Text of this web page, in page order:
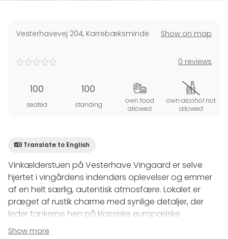
Vesterhavevej 204, Karrebæksminde Show on map
0 reviews
100
seated
100
standing
own food
allowed
own alcohol not
allowed
Translate to English
Vinkælderstuen på Vesterhave Vingaard er selve
hjertet i vingårdens indendørs oplevelser og emmer
af en helt særlig, autentisk atmosfære. Lokalet er
præget af rustik charme med synlige detaljer, der
leder tankerne hen på klassiske europæiske
vinkældre, men med et moderne, dansk twist. Det er
Show more